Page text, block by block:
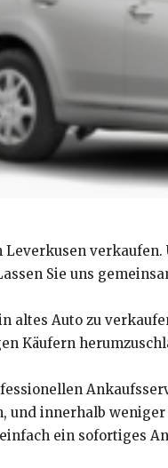
Sie uns
altes Auto zu
Käufern
und innerhalb
ein sofortiges